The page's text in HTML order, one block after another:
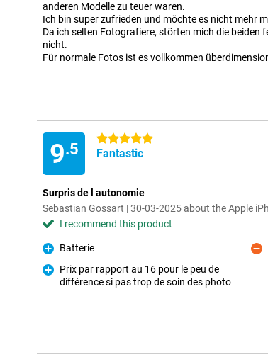
anderen Modelle zu teuer waren.
Ich bin super zufrieden und möchte es nicht mehr
Da ich selten Fotografiere, störten mich die beiden
nicht.
Für normale Fotos ist es vollkommen
9.5
5 stars
Fantastic
Surpris de l autonomie
Sebastian Gossart | 30-03-2025 about the Apple
I recommend this product
Pro
Batterie
Prix par rapport au 16 pour le peu de
différence si pas trop de soin des photo
Con